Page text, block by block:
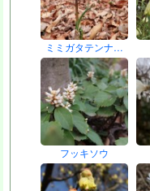
ミミガタテンナ…
フッキソウ